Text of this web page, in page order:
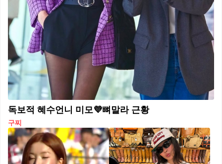
독보적 혜수언니 미모💜뼈말라 근황
구찌